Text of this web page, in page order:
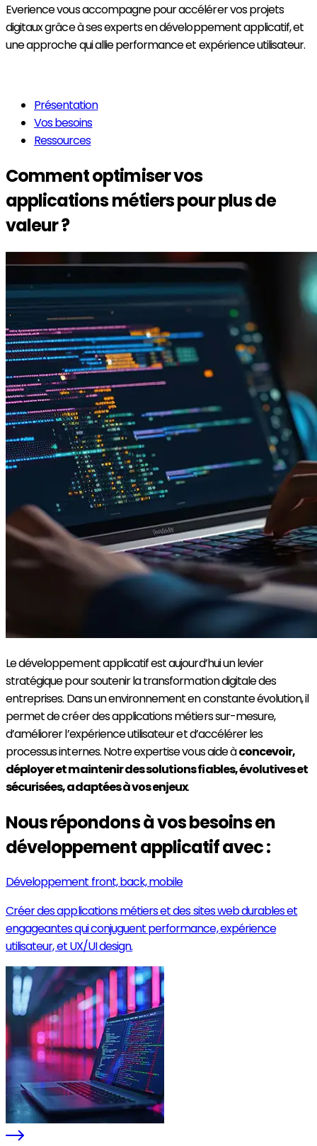
Everience vous accompagne pour accélérer vos projets
digitaux grâce à ses experts en développement applicatif, et
une approche qui allie performance et expérience utilisateur.
Présentation
Vos besoins
Ressources
Comment optimiser vos
applications métierspour plus de
valeur ?
Le développement applicatif est aujourd’hui un levier
stratégique pour soutenir la transformation digitale des
entreprises. Dans un environnement en constante évolution, il
permet de créer des applications métiers sur-mesure,
d’améliorer l’expérience utilisateur et d’accélérer les
processus internes. Notre expertise vous aide àconcevoir,
déployer et maintenir des solutions fiables, évolutives et
sécurisées, adaptées à vos enjeux.
Nous répondons à vos besoins en
développement applicatif avec :
Développement front, back, mobile
Créer des applications métiers et des sites web durables et
engageantes qui conjuguent performance, expérience
utilisateur, et UX/UI design.